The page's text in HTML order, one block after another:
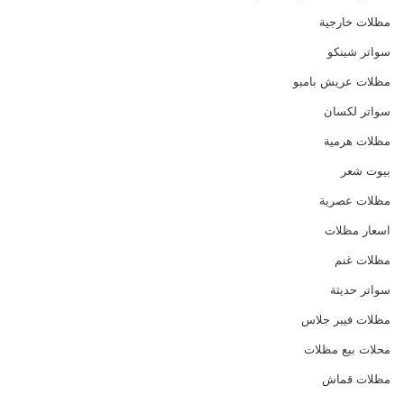
مظلات خارجية
سواتر شينكو
مظلات عريش بامبو
سواتر لكسان
مظلات هرمية
بيوت شعر
مظلات عصرية
اسعار مظلات
مظلات غنم
سواتر حديثة
مظلات فيبر جلاس
محلات بيع مظلات
مظلات قماش